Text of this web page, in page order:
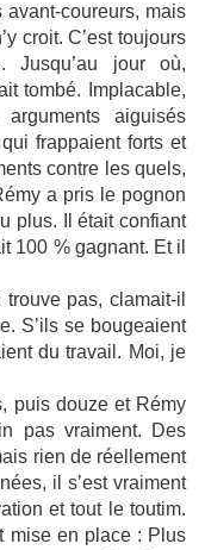
coureurs, mais
croit. C’est toujours
Jusqu’au jour où,
tombé. Implacable,
aiguisés
frappaient forts et
contre les quels,
a pris le pognon
plus. Il était confiant
100 % gagnant. Et il
pas, clamait-il
S’ils se bougeaient
du travail. Moi, je
douze et Rémy
pas vraiment. Des
rien de réellement
il s’est vraiment
et tout le toutim.
mise en place : Plus